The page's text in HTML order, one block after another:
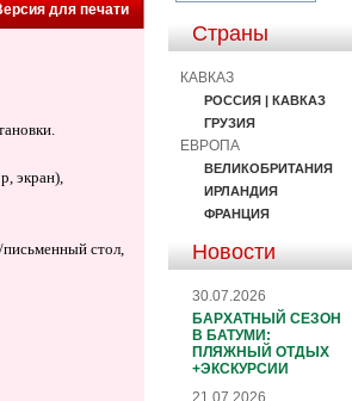
для печати
экран),
стол,
Страны
КАВКАЗ
РОССИЯ | КАВКАЗ
ГРУЗИЯ
ЕВРОПА
ВЕЛИКОБРИТАНИЯ
ИРЛАНДИЯ
ФРАНЦИЯ
Новости
30.07.2026
БАРХАТНЫЙ СЕЗОН
В БАТУМИ:
ПЛЯЖНЫЙ ОТДЫХ
+ЭКСКУРСИИ
21.07.2026